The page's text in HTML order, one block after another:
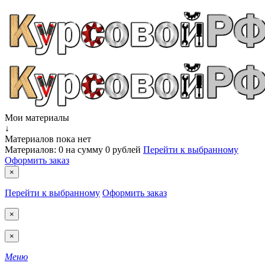
Мои материалы
↓
Материалов пока нет
Материалов: 0 на сумму 0 рублей Перейти к выбранному
Оформить заказ
×
Перейти к выбранному Оформить заказ
×
×
Меню